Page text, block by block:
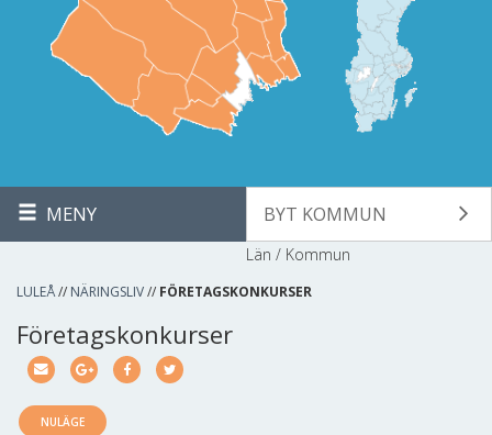
MENY BYT KOMMUN
Län / Kommun
LULEÅ// NÄRINGSLIV// FÖRETAGSKONKURSER
Företagskonkurser
NULÄGE